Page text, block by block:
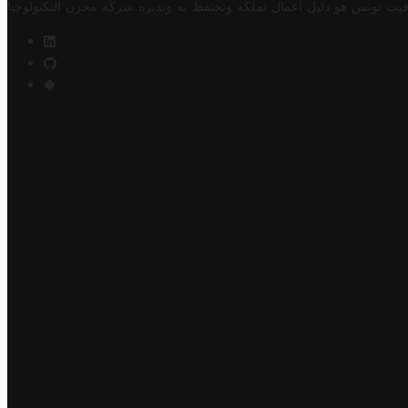
تونس هو دليل أعمال تملكه وتحتفظ به وتديره شركة مخزن التكنولوجيا